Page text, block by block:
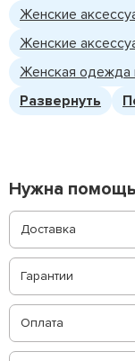
Женские
Женские
Женская одежда
Развернуть
Нужна
Доставка
Гарантии
Оплата